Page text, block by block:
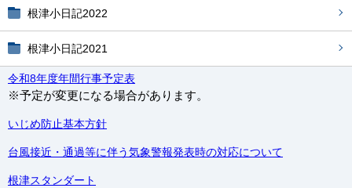
根津小日記2022
根津小日記2021
令和8年度年間行事予定表
※予定が変更になる場合があります。
いじめ防止基本方針
台風接近・通過等に伴う気象警報発表時の対応について
根津スタンダート